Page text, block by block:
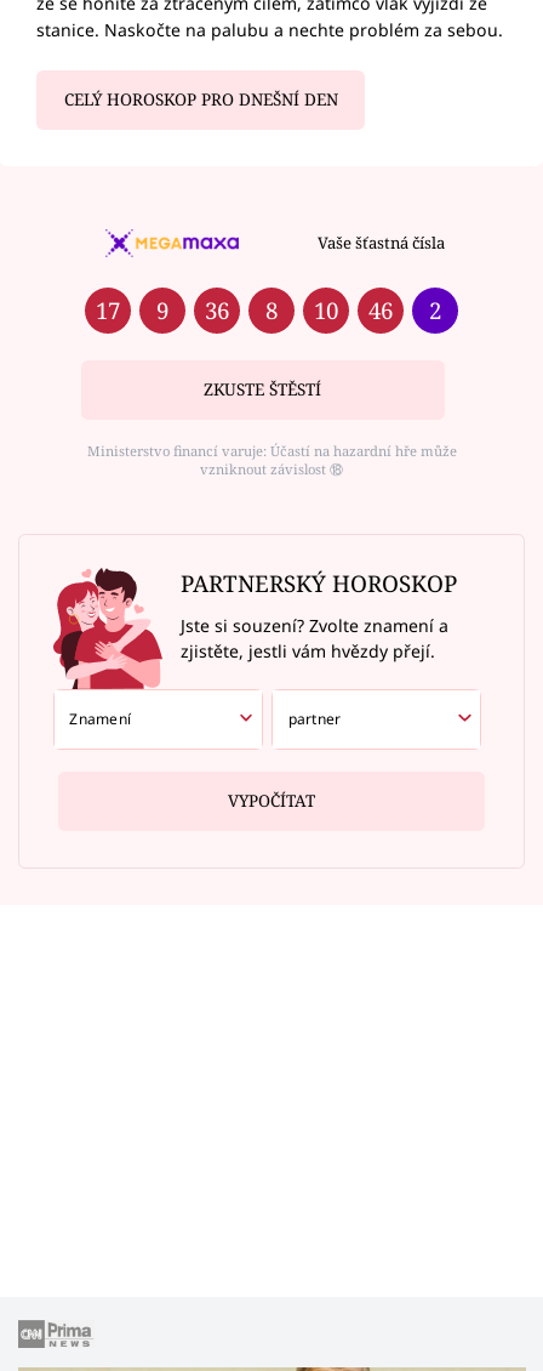
stanice. Naskočte na palubu a nechte problém za sebou.
CELÝ HOROSKOP PRO DNEŠNÍ DEN
Vaše šťastná čísla
17 9 36 8 10 46 2
ZKUSTE ŠTĚSTÍ
Ministerstvo financí varuje: Účastí na hazardní hře může
vzniknout závislost ⑱
PARTNERSKÝ HOROSKOP
Jste si souzení? Zvolte znamení a
zjistěte, jestli vám hvězdy přejí.
VYPOČÍTAT